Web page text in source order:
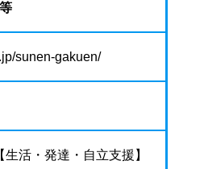
sunen-gakuen/
活・発達・自立支援】